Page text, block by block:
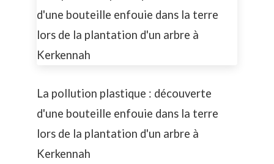
La pollution plastique : découverte
d'une bouteille enfouie dans la terre
lors de la plantation d'un arbre à
Kerkennah